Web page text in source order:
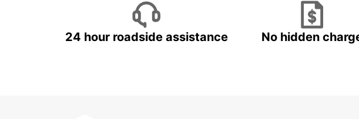
24 hour roadside assistance No hidden